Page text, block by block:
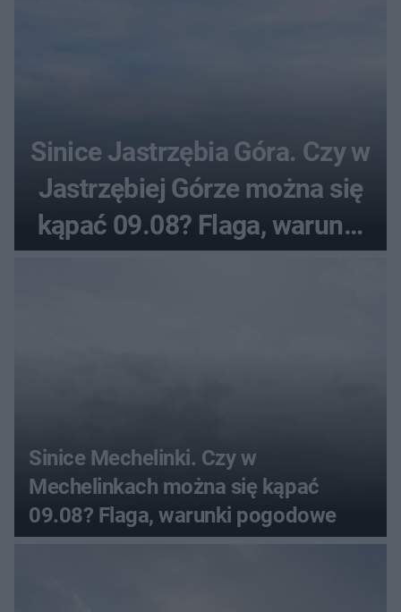
Sinice Jastrzębia Góra. Czy w
Jastrzębiej Górze można się
kąpać 09.08? Flaga, warunki
pogodowe
Sinice Mechelinki. Czy w
Mechelinkach można się kąpać
09.08? Flaga, warunki pogodowe